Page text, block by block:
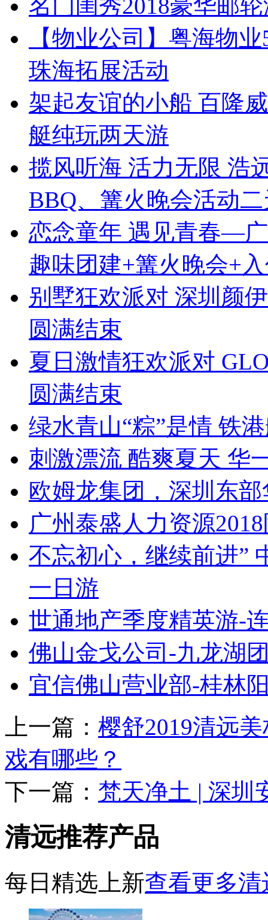
名门闺秀2018豪华邮
【物业公司】粤海物
珠海拓展活动
架起友谊的小船 百隆
艇纯玩两天游
揽风听海 活力无限 浩
BBQ、篝火晚会活动
恋念童年 遇见青春—
趣味团建+篝火晚会+
别墅狂欢派对 深圳颜
圆满结束
夏日激情狂欢派对
圆满结束
绿水青山“粽”是情 铁
刺激漂流 酷爽夏天 华
欧姆龙集团，深圳东
广州泰盛人力资源
不忘初心，继续前进”
一日游
世通地产季度精英游-
佛山金戈公司-九龙湖
宜信佛山营业部-桂林
上一篇： 樱舒2019清远
戏有哪些？
下一篇： 梵天净土 | 深圳
清远推荐产品
每日精选上新查看更多清